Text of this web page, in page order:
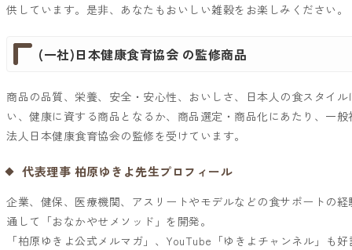
供しています。是非、あなたもおいしい雑穀をお楽しみください。
(一社)日本健康食育協会 の監修商品
商品の品質、栄養、安全・安心性、おいしさ、日本人の食スタイル
い、健康に資する商品となるか、商品選定・商品化にあたり、一般
法人日本健康食育協会の監修を受けています。
代表理事 柏原ゆきよ先生プロフィール
企業、健保、医療機関、アスリートやモデルなどの食サポートの経
通して「おなかやせメソッド」を開発。
「柏原ゆきよ公式メルマガ 」、YouTube「ゆきよチャンネル 」も好